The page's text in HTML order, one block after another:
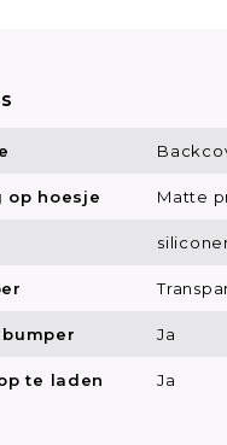
op hoesje Matte
Ja
te laden Ja